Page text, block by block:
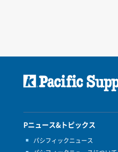
Pニュース&トピックス
パシフィックニュース